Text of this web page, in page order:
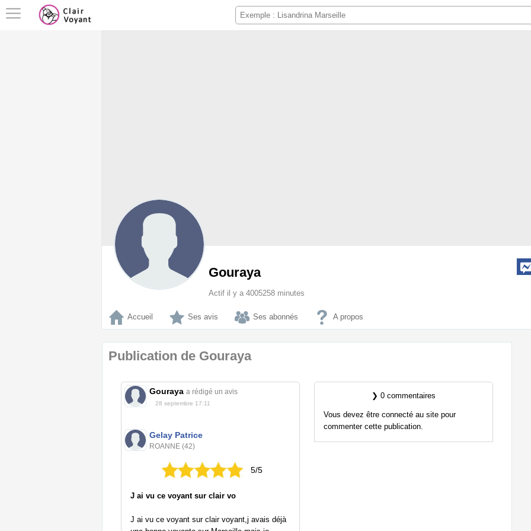
Gouraya
Actif il y a 4005258 minutes
Accueil Ses avis Ses abonnés A propos
Publication de Gouraya
Gouraya a rédigé un avis
28 septembre 17:11
Gelay Patrice
ROANNE (42)
5/5
J ai vu ce voyant sur clair vo
J ai vu ce voyant sur clair voyant,j avais déjà
❯ 0 commentaires
Vous devez être connecté au site pour
commenter cette publication.